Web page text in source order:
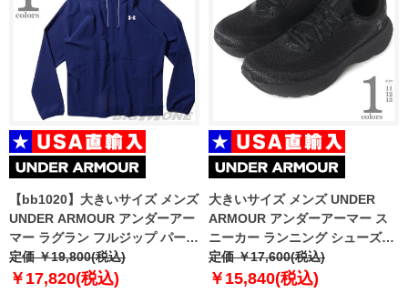
【bb1020】大きいサイズ メンズ
UNDER ARMOUR アンダーアー
マー ラグラン フルジップ パーカ
ー ウィンドブレーカー USA直輸
入 1377171-468
定価 ￥19,800(税込)
￥17,820(税込)
大きいサイズ メンズ UNDER
ARMOUR アンダーアーマー ス
ニーカー ランニング シューズ
USA直輸入 3027523-002
定価 ￥17,600(税込)
￥15,840(税込)